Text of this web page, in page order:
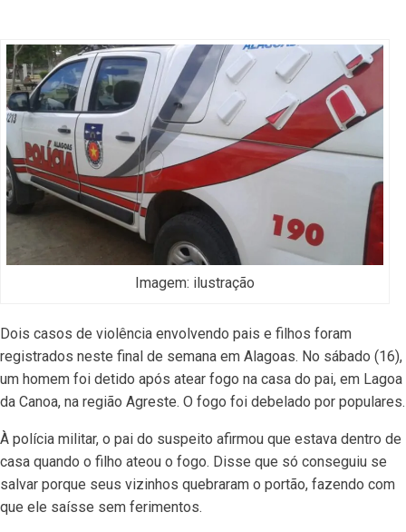
Imagem: ilustração
Dois casos de violência envolvendo pais e filhos foram
registrados neste final de semana em Alagoas. No sábado (16),
um homem foi detido após atear fogo na casa do pai, em Lagoa
da Canoa, na região Agreste. O fogo foi debelado por populares.
À polícia militar, o pai do suspeito afirmou que estava dentro de
casa quando o filho ateou o fogo. Disse que só conseguiu se
salvar porque seus vizinhos quebraram o portão, fazendo com
que ele saísse sem ferimentos.